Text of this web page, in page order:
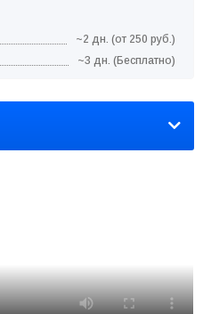
~2 дн. (от 250 руб.)
~3 дн. (Бесплатно)